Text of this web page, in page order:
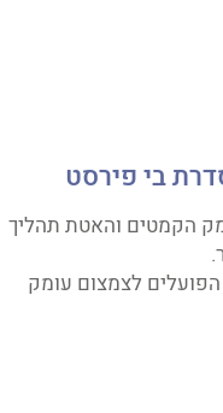
בי פירסט
הקמטים והאטת תהליך
לצמצום עומק